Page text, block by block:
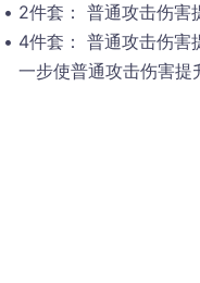
2件套： 普通攻击伤害
4件套： 普通攻击伤害
一步使普通攻击伤害